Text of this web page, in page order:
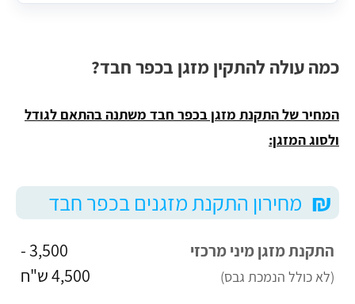
כמה עולה להתקין מזגן בכפר חבד?
המחיר של התקנת מזגן בכפר חבד משתנה בהתאם לגודל
ולסוג המזגן:
₪ מחירון התקנת מזגנים בכפר חבד
התקנת מזגן מיני מרכזי
(לא כולל הנמכת גבס)
3,500 -
4,500 ש"ח